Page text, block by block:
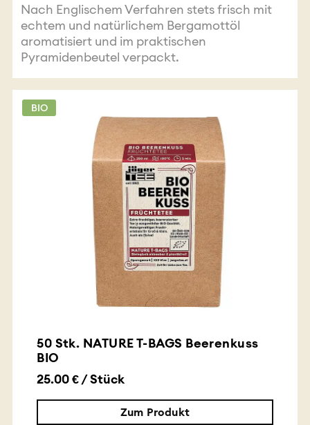
Nach Englischem Verfahren stets frisch mit
echtem und natürlichem Bergamottöl
aromatisiert und im praktischen
Pyramidenbeutel verpackt.
BIO
50 Stk. NATURE T-BAGS Beerenkuss
BIO
25.00 € / Stück
Zum Produkt